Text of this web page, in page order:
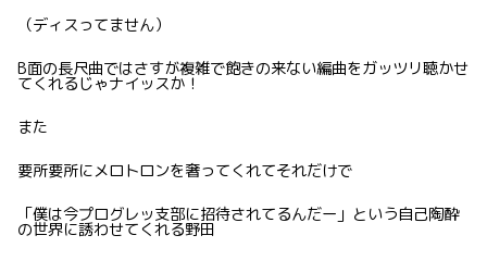
（ディスってません）
B面の長尺曲ではさすが複雑で飽きの来ない編曲をガッツリ聴かせ
てくれるじゃナイッスか！
また
要所要所にメロトロンを奢ってくれてそれだけで
「僕は今プログレッ支部に招待されてるんだー」という自己陶酔
の世界に誘わせてくれる野田